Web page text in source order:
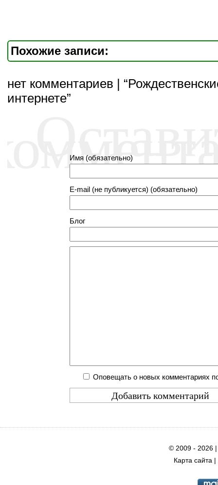
Похожие записи:
нет комментариев |
интернете”
Имя (обязательно)
E-mail (не публикуется) (обязательно)
Блог
Оповещать о новых комментариях
© 2009 - 2026
Карта сайта